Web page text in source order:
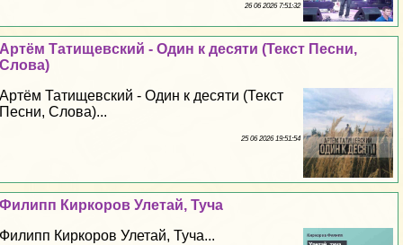
26 06 2026 7:51:32
Артём Татищевский - Один к десяти (Текст Песни,
Слова)
Артём Татищевский - Один к десяти (Текст
Песни, Слова)...
25 06 2026 19:51:54
Филипп Киркоров Улетай, Туча
Филипп Киркоров Улетай, Туча...